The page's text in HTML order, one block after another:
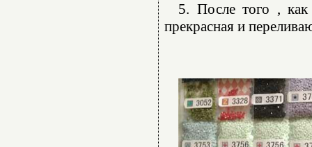
5. После того , как
прекрасная и